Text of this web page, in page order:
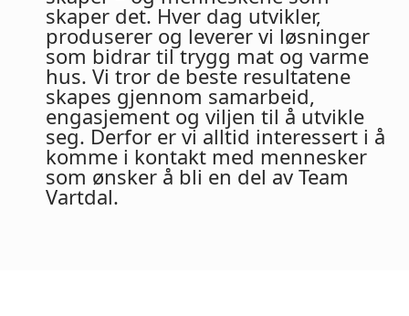
skaper det. Hver dag utvikler,
produserer og leverer vi løsninger
som bidrar til trygg mat og varme
hus. Vi tror de beste resultatene
skapes gjennom samarbeid,
engasjement og viljen til å utvikle
seg. Derfor er vi alltid interessert i å
komme i kontakt med mennesker
som ønsker å bli en del av Team
Vartdal.